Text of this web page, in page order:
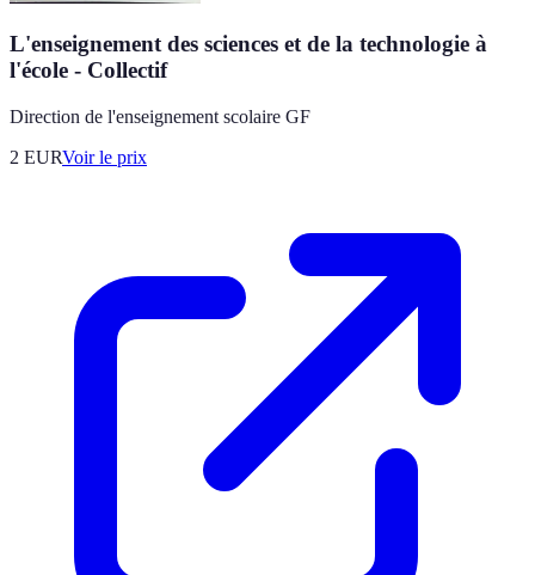
L'enseignement des sciences et de la technologie à
l'école - Collectif
Direction de l'enseignement scolaire GF
2 EURVoir le prix